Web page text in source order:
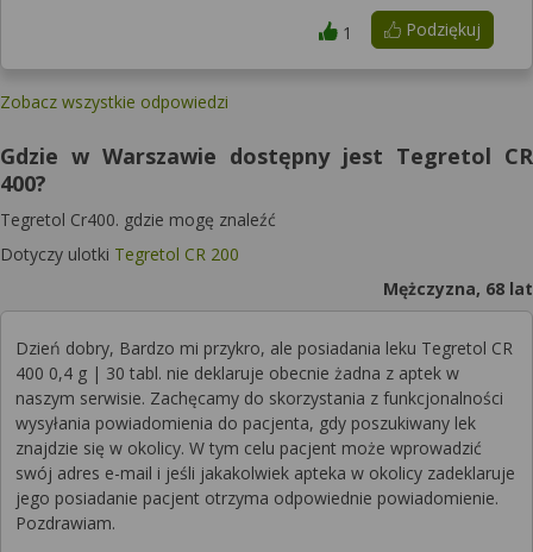
Podziękuj
1
Zobacz wszystkie odpowiedzi
Gdzie w Warszawie dostępny jest Tegretol CR
400?
Tegretol Cr400. gdzie mogę znaleźć
Dotyczy ulotki Tegretol CR 200
Mężczyzna, 68 lat
Dzień dobry, Bardzo mi przykro, ale posiadania leku Tegretol CR
400 0,4 g | 30 tabl. nie deklaruje obecnie żadna z aptek w
naszym serwisie. Zachęcamy do skorzystania z funkcjonalności
wysyłania powiadomienia do pacjenta, gdy poszukiwany lek
znajdzie się w okolicy. W tym celu pacjent może wprowadzić
swój adres e-mail i jeśli jakakolwiek apteka w okolicy zadeklaruje
jego posiadanie pacjent otrzyma odpowiednie powiadomienie.
Pozdrawiam.